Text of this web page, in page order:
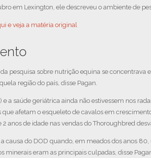
em Lexington, ele descreveu o ambiente de
e veja a matéria original
pesquisa sobre nutrição equina se concentrava
região do país, disse Pagan.
a saúde geriátrica ainda não estivessem nos
afetam o esqueleto de cavalos em
anos de idade nas vendas do Thoroughbred
causa do DOD quando, em meados dos anos
minerais eram as principais culpadas, disse